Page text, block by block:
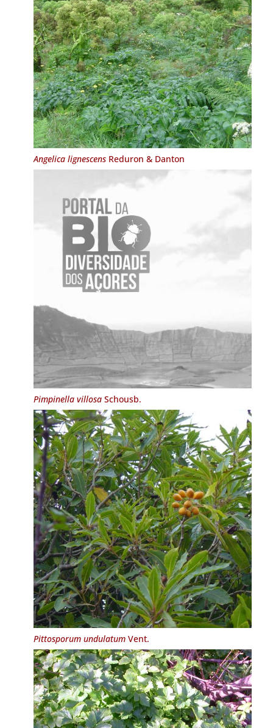
Angelica lignescensReduron & Danton
Pimpinella villosaSchousb.
Pittosporum undulatumVent.